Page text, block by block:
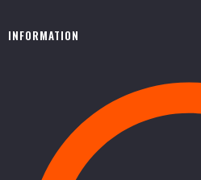
INFORMATION